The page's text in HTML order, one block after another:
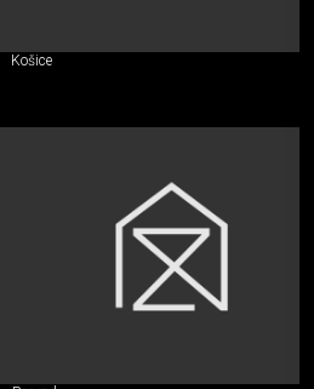
Košice